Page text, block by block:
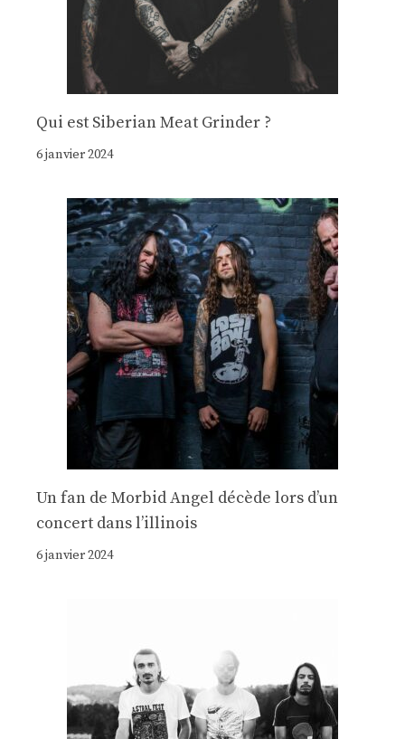
Qui est Siberian Meat Grinder ?
6 janvier 2024
Un fan de Morbid Angel décède lors d’un
concert dans l’illinois
6 janvier 2024